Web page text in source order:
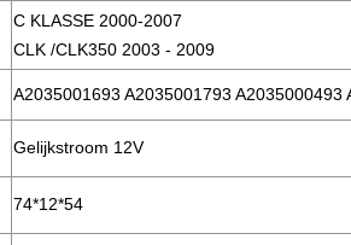
C KLASSE 2000-2007
CLK /CLK350 2003 - 2009
A2035001693 A2035001793 A2035000493
Gelijkstroom 12V
74*12*54